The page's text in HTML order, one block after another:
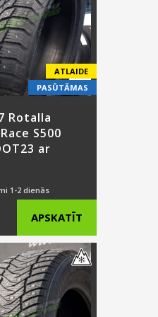
ATLAIDE
PASŪTĀMAS
Rotalla
S500
ar
1-2 dienās
APSKATĪT